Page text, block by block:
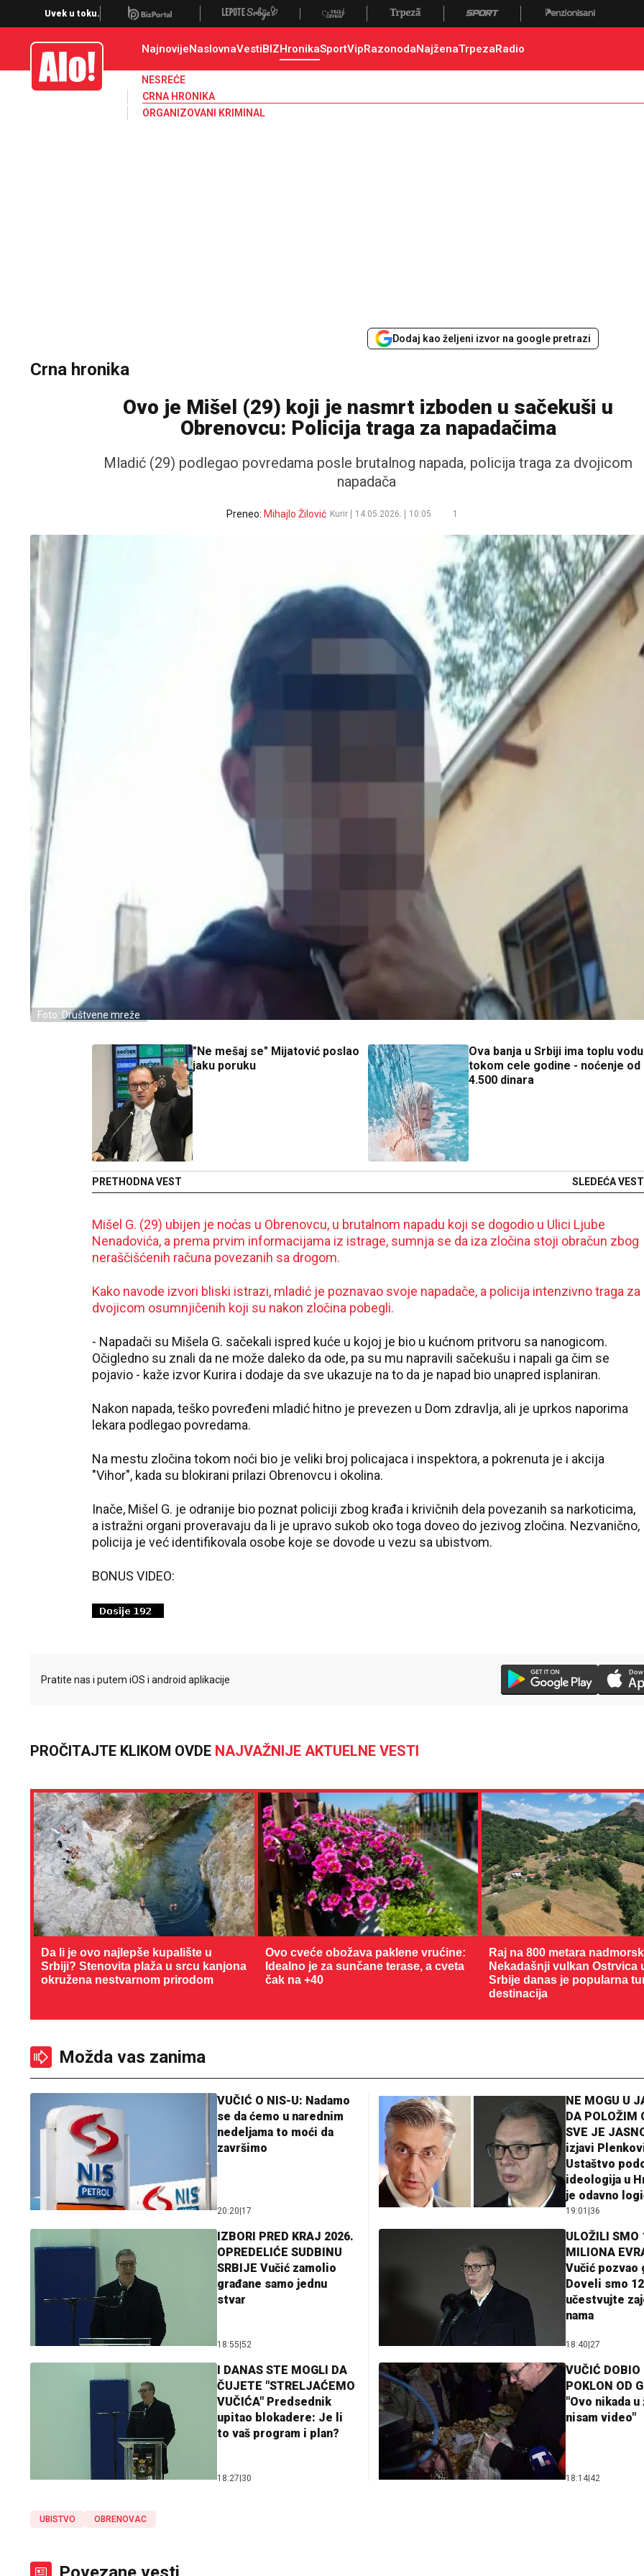
Crna hronika, smrt, ubistvo, likvidacija, krađa, pljačka, hapšenje, policija, poginuli, zaplena, carina
Uvek u toku.
Alo NajnovijeNaslovnaVestiBIZHronikaSportVipRazonodaNajženaTrpezaRadio
NESREĆE
CRNA HRONIKA
ORGANIZOVANI KRIMINAL
Dodaj kao željeni izvor na google pretrazi
Crna hronika
Ovo je Mišel (29) koji je nasmrt izboden u sačekuši u
Obrenovcu: Policija traga za napadačima
Mladić (29) podlegao povredama posle brutalnog napada, policija traga za dvojicom
napadača
Preneo: Mihajlo Žilović Kurir 14.05.2026. 10:05 1
Foto: Društvene mreže
"Ne mešaj se" Mijatović poslao
jaku poruku
PRETHODNA VEST
Ova banja u Srbiji ima toplu vodu
tokom cele godine - noćenje od
4.500 dinara
SLEDEĆA VEST
Mišel G. (29) ubijen je noćas u Obrenovcu, u brutalnom napadu koji se dogodio u Ulici Ljube
Nenadovića, a prema prvim informacijama iz istrage, sumnja se da iza zločina stoji obračun zbog
neraščišćenih računa povezanih sa drogom.
Kako navode izvori bliski istrazi, mladić je poznavao svoje napadače, a policija intenzivno traga za
dvojicom osumnjičenih koji su nakon zločina pobegli.
- Napadači su Mišela G. sačekali ispred kuće u kojoj je bio u kućnom pritvoru sa nanogicom.
Očigledno su znali da ne može daleko da ode, pa su mu napravili sačekušu i napali ga čim se
pojavio - kaže izvor Kurira i dodaje da sve ukazuje na to da je napad bio unapred isplaniran.
Nakon napada, teško povređeni mladić hitno je prevezen u Dom zdravlja, ali je uprkos naporima
lekara podlegao povredama.
Na mestu zločina tokom noći bio je veliki broj policajaca i inspektora, a pokrenuta je i akcija
"Vihor", kada su blokirani prilazi Obrenovcu i okolina.
Inače, Mišel G. je odranije bio poznat policiji zbog krađa i krivičnih dela povezanih sa narkoticima,
a istražni organi proveravaju da li je upravo sukob oko toga doveo do jezivog zločina. Nezvanično,
policija je već identifikovala osobe koje se dovode u vezu sa ubistvom.
BONUS VIDEO:
Pratite nas i putem iOS i android aplikacije
PROČITAJTE KLIKOM OVDE NAJVAŽNIJE AKTUELNE VESTI
Da li je ovo najlepše kupalište u
Srbiji? Stenovita plaža u srcu kanjona
okružena nestvarnom prirodom
Ovo cveće obožava paklene vrućine:
Idealno je za sunčane terase, a cveta
čak na +40
Raj na 800 metara
Nekadašnji vulkan Ostrvica
Srbije danas je popularna
destinacija
Možda vas zanima
VUČIĆ O NIS-U: Nadamo
se da ćemo u narednim
nedeljama to moći da
završimo
20:20 17
NE MOGU U
DA POLOŽIM
SVE JE
izjavi
Ustaštvo
ideologija u
je odavno
19:01 36
IZBORI PRED KRAJ 2026.
OPREDELIĆE SUDBINU
SRBIJE Vučić zamolio
građane samo jednu
stvar
18:55 52
ULOŽILI SMO
MILIONA
Vučić pozvao
Doveli smo
učestvujte
nama
18:40 27
I DANAS STE MOGLI DA
ČUJETE "STRELJAĆEMO
VUČIĆA" Predsednik
upitao blokadere: Je li
to vaš program i plan?
18:27 30
VUČIĆ DOBIO
POKLON OD
"Ovo nikada
nisam video"
18:14 42
UBISTVO OBRENOVAC
Loznica
30 °C